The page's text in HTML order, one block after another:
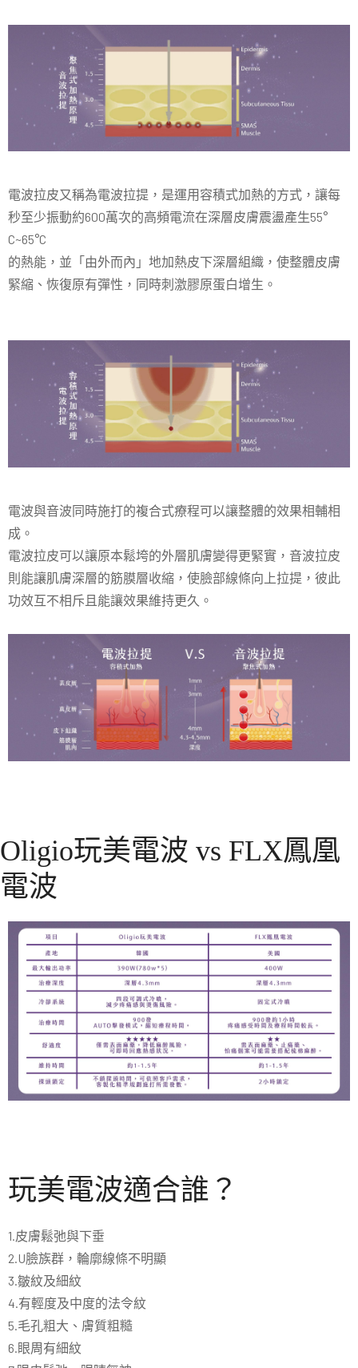
電波拉皮又稱為電波拉提，是運用容積式加熱的方式，讓每
秒至少振動約600萬次的高頻電流在深層皮膚震盪產生55°
C~65°C
的熱能，並「由外而內」地加熱皮下深層組織，使整體皮膚
緊縮、恢復原有彈性，同時刺激膠原蛋白增生。
電波與音波同時施打的複合式療程可以讓整體的效果相輔相
成。
電波拉皮可以讓原本鬆垮的外層肌膚變得更緊實，音波拉皮
則能讓肌膚深層的筋膜層收縮，使臉部線條向上拉提，彼此
功效互不相斥且能讓效果維持更久。
Oligio玩美電波 vs FLX鳳凰
電波
玩美電波適合誰？
1.皮膚鬆弛與下垂
2.U臉族群，輪廓線條不明顯
3.皺紋及細紋
4.有輕度及中度的法令紋
5.毛孔粗大、膚質粗糙
6.眼周有細紋